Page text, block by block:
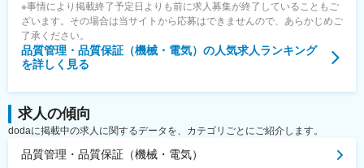
※事情により掲載終了予定日よりも前に求人募集が終了していることもご
ざいます。その場合は当サイトから応募はできませんので、あらかじめご
了承ください。
品質管理・品質保証（機械・電気） の人気求人ランキング
を詳しく見る
求人の傾向
dodaに掲載中の求人に関するデータを、カテゴリごとにご紹介します。
品質管理・品質保証（機械・電気）